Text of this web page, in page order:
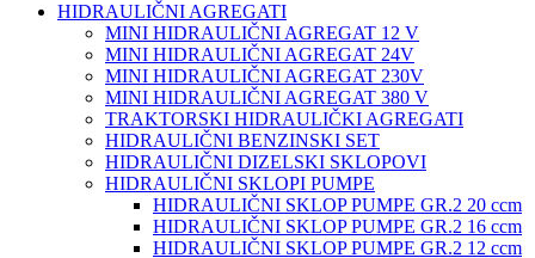
HIDRAULIČNI AGREGATI
MINI HIDRAULIČNI AGREGAT 12 V
MINI HIDRAULIČNI AGREGAT 24V
MINI HIDRAULIČNI AGREGAT 230V
MINI HIDRAULIČNI AGREGAT 380 V
TRAKTORSKI HIDRAULIČKI AGREGATI
HIDRAULIČNI BENZINSKI SET
HIDRAULIČNI DIZELSKI SKLOPOVI
HIDRAULIČNI SKLOPI PUMPE
HIDRAULIČNI SKLOP PUMPE GR.2 20 ccm
HIDRAULIČNI SKLOP PUMPE GR.2 16 ccm
HIDRAULIČNI SKLOP PUMPE GR.2 12 ccm